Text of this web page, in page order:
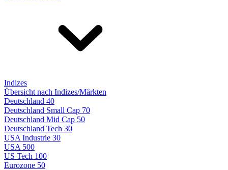
Indizes
Übersicht nach Indizes/Märkten
Deutschland 40
Deutschland Small Cap 70
Deutschland Mid Cap 50
Deutschland Tech 30
USA Industrie 30
USA 500
US Tech 100
Eurozone 50